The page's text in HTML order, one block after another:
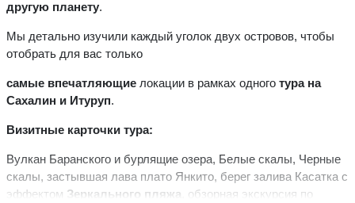
другую планету.
Мы детально изучили каждый уголок двух островов, чтобы
отобрать для вас только
самые впечатляющие локации в рамках одного тура на
Сахалин и Итуруп.
Визитные карточки тура:
Вулкан Баранского и бурлящие озера, Белые скалы, Черные
скалы, застывшая лава плато Янкито, берег залива Касатка с
эффектом Зеркального пляжа , обзорная экскурсия по